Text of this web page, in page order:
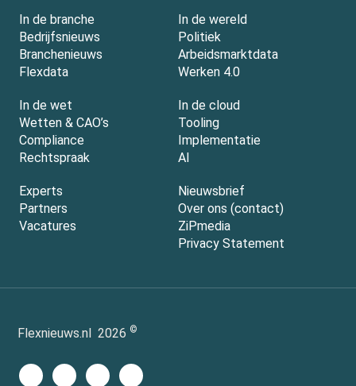
In de branche
Bedrijfsnieuws
Branchenieuws
Flexdata
In de wereld
Politiek
Arbeidsmarktdata
Werken 4.0
In de wet
Wetten & CAO’s
Compliance
Rechtspraak
In de cloud
Tooling
Implementatie
AI
Experts
Partners
Vacatures
Nieuwsbrief
Over ons (contact)
ZiPmedia
Privacy Statement
Flexnieuws.nl 2026 ©